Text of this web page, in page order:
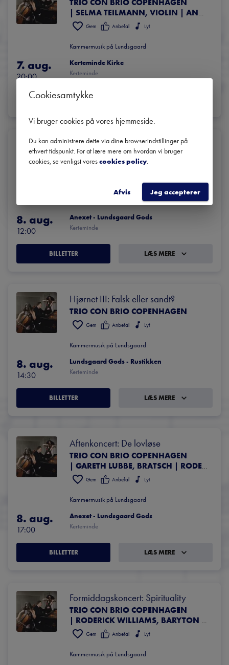
TRIO CON BRIO COPENHAGEN
| SELMA TEILMANN, VIOLIN | ANDREJ BIELOW, VIOLIN | DAVID KADOUCH, KLAVER | NATALIE CLEIN, CELLO | GARETH LUBBE, OVERTONESANG | SIMPLY QUARTET
Gem Anbefal Lyt
Kammermusik på Lundsgaard
7. aug.
20:00
Kerteminde Kirke
Kerteminde
BILLETTER
Eftermiddagskoncert: Øjeblikket
TRIO CON BRIO COPENHAGEN
SØREN SÆTTER-LASSEN, OPLÆSER
Kammermusik på Lundsgaard
8. aug.
12:00
Anexet - Lundsgaard Gods
Kerteminde
BILLETTER LÆS MERE
Hjørnet III: Falsk eller sandt?
TRIO CON BRIO COPENHAGEN
Gem Anbefal Lyt
Kammermusik på Lundsgaard
8. aug.
14:30
Lundsgaard Gods - Rustikken
Kerteminde
BILLETTER LÆS MERE
Aftenkoncert: De lovløse
TRIO CON BRIO COPENHAGEN
| GARETH LUBBE, BRATSCH | RODERICK WILLIAMS, BARYTON | DAVID KADOUCH, KLAVER | ANDREJ BIELOW, VIOLIN | SELMA TEILMANN, VIOLIN | XIANG LYU, BRATSCH | NATALIE CLEIN, CELLO
Gem Anbefal Lyt
Kammermusik på Lundsgaard
8. aug.
17:00
Anexet - Lundsgaard Gods
Kerteminde
BILLETTER LÆS MERE
Formiddagskoncert: Spirituality
TRIO CON BRIO COPENHAGEN
| RODERICK WILLIAMS, BARYTON | SIMPLY QUARTET | ANDREJ BIELOW, VIOLIN | GARETH LUBBE, BRATSCH | NATALIE CLEIN, CELLO
Gem Anbefal Lyt
Kammermusik på Lundsgaard
Cookiesamtykke
Vi bruger cookies på vores hjemmeside.
Du kan administrere dette via dine browserindstillinger på
ethvert tidspunkt. For at lære mere om hvordan vi bruger
cookies, se venligst vorescookies policy.
Afvis Jeg accepterer